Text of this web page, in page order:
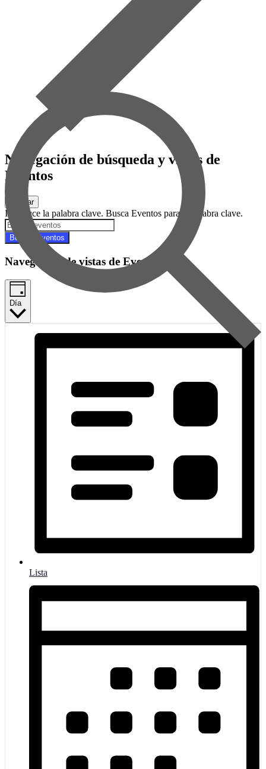
Navegación de búsqueda y vistas de
Eventos
Buscar
Introduce la palabra clave. Busca Eventos para la palabra clave.
Buscar Eventos
Navegación de vistas de Evento
Día
Lista